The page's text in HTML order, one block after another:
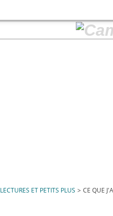
LECTURES ET PETITS PLUS > CE QUE